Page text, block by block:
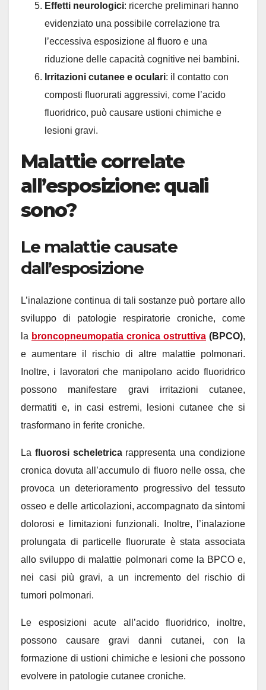
Effetti neurologici: ricerche preliminari hanno
evidenziato una possibile correlazione tra
l’eccessiva esposizione al fluoro e una
riduzione delle capacità cognitive nei bambini.
Irritazioni cutanee e oculari: il contatto con
composti fluorurati aggressivi, come l’acido
fluoridrico, può causare ustioni chimiche e
lesioni gravi.
Malattie correlate
all’esposizione: quali
sono?
Le malattie causate
dall’esposizione
L’inalazione continua di tali sostanze può portare allo
sviluppo di patologie respiratorie croniche, come
la broncopneumopatia cronica ostruttiva (BPCO),
e aumentare il rischio di altre malattie polmonari.
Inoltre, i lavoratori che manipolano acido fluoridrico
possono manifestare gravi irritazioni cutanee,
dermatiti e, in casi estremi, lesioni cutanee che si
trasformano in ferite croniche.
La fluorosi scheletrica rappresenta una condizione
cronica dovuta all’accumulo di fluoro nelle ossa, che
provoca un deterioramento progressivo del tessuto
osseo e delle articolazioni, accompagnato da sintomi
dolorosi e limitazioni funzionali. Inoltre, l’inalazione
prolungata di particelle fluorurate è stata associata
allo sviluppo di malattie polmonari come la BPCO e,
nei casi più gravi, a un incremento del rischio di
tumori polmonari.
Le esposizioni acute all’acido fluoridrico, inoltre,
possono causare gravi danni cutanei, con la
formazione di ustioni chimiche e lesioni che possono
evolvere in patologie cutanee croniche.